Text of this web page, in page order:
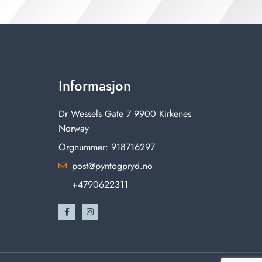
Informasjon
Dr Wessels Gate 7 9900 Kirkenes
Norway
Orgnummer: 918716297
post@pyntogpryd.no
+4790622311